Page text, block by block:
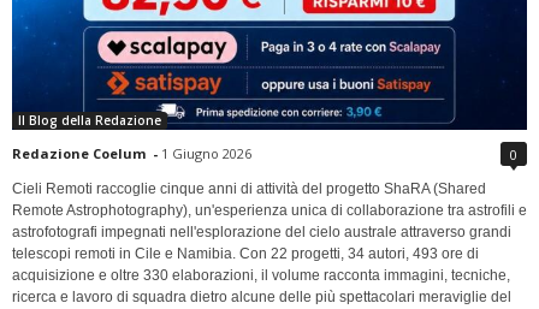
Il Blog della Redazione
Redazione Coelum - 1 Giugno 2026 0
Cieli Remoti raccoglie cinque anni di attività del progetto ShaRA (Shared
Remote Astrophotography), un'esperienza unica di collaborazione tra astrofili e
astrofotografi impegnati nell'esplorazione del cielo australe attraverso grandi
telescopi remoti in Cile e Namibia. Con 22 progetti, 34 autori, 493 ore di
acquisizione e oltre 330 elaborazioni, il volume racconta immagini, tecniche,
ricerca e lavoro di squadra dietro alcune delle più spettacolari meraviglie del